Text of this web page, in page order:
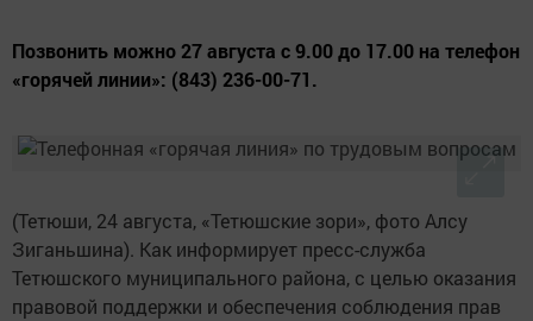
Позвонить можно 27 августа с 9.00 до 17.00 на телефон
«горячей линии»: (843) 236-00-71.
(Тетюши, 24 августа, «Тетюшские зори», фото Алсу
Зиганьшина). Как информирует пресс-служба
Тетюшского муниципального района, с целью оказания
правовой поддержки и обеспечения соблюдения прав